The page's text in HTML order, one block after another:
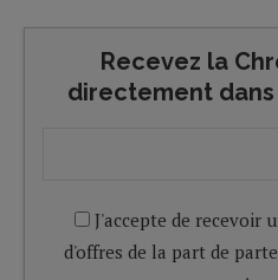
Recevez la
directement
J'accepte de recevoir
d'offres de la part de